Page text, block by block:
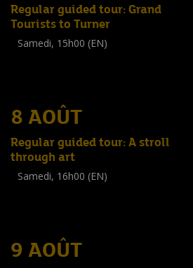
Regular guided tour: Grand
Tourists to Turner
Samedi, 15h00 (EN)
8 AOÛT
Regular guided tour: A stroll
through art
Samedi, 16h00 (EN)
9 AOÛT